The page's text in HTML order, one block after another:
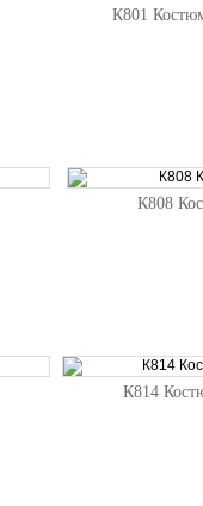
К801
К808
К814